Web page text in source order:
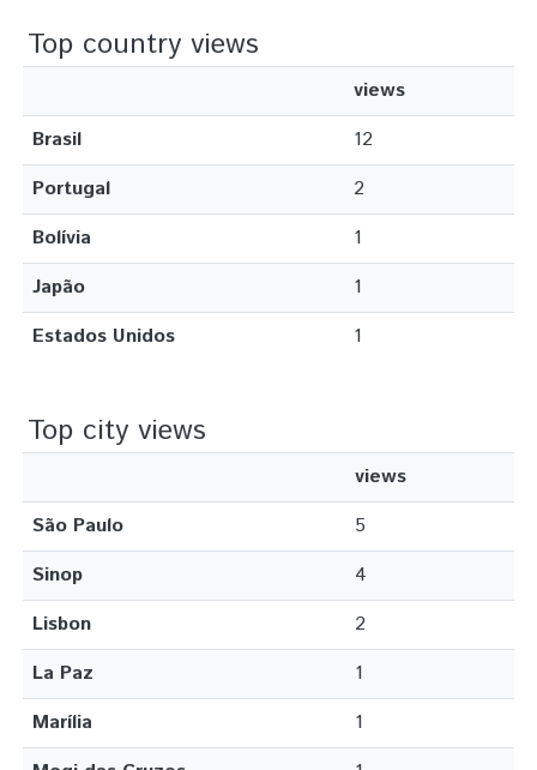
Top country views
views
Brasil
12
Portugal
2
Bolívia
1
Japão
1
Estados Unidos
1
Top city views
views
São Paulo
5
Sinop
4
Lisbon
2
La Paz
1
Marília
1